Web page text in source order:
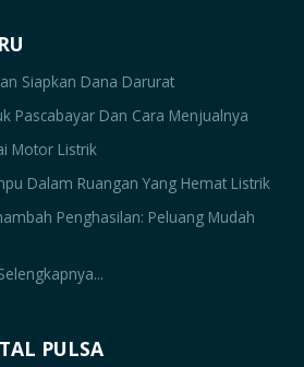
Siapkan Dana Darurat
Pascabayar Dan Cara Menjualnya
Motor Listrik
Dalam Ruangan Yang Hemat Listrik
Penghasilan: Peluang Mudah
PULSA